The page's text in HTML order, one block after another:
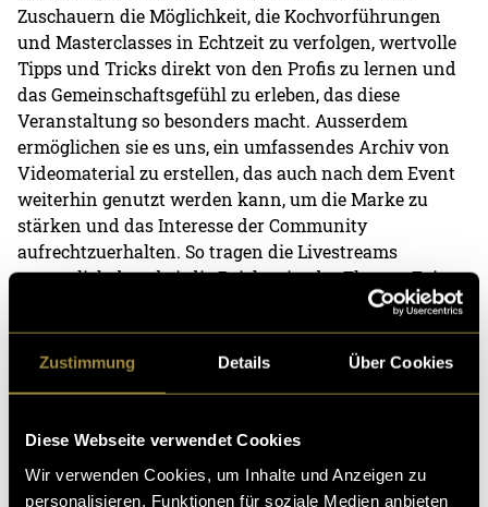
Zustimmung Details Über Cookies
Diese Webseite verwendet Cookies
Wir verwenden Cookies, um Inhalte und Anzeigen zu
personalisieren, Funktionen für soziale Medien anbieten
Zuschauern die Möglichkeit, die Kochvorführungen
und Masterclasses in Echtzeit zu verfolgen, wertvolle
Tipps und Tricks direkt von den Profis zu lernen und
das Gemeinschaftsgefühl zu erleben, das diese
Veranstaltung so besonders macht. Ausserdem
ermöglichen sie es uns, ein umfassendes Archiv von
Videomaterial zu erstellen, das auch nach dem Event
weiterhin genutzt werden kann, um die Marke zu
stärken und das Interesse der Community
aufrechtzuerhalten. So tragen die Livestreams
wesentlich dazu bei, die Reichweite der Flavour Fair zu
erhöhen und das Engagement der Fans zu fördern.